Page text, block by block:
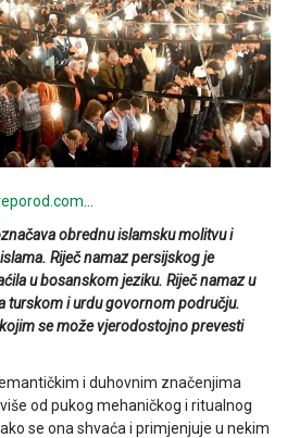
obrednu islamsku molitvu i
Riječ namaz persijskog je
u bosanskom jeziku. Riječ namaz u
turskom i urdu govornom području.
se može vjerodostojno prevesti
i duhovnim značenjima
od pukog mehaničkog i ritualnog
se ona shvaća i primjenjuje u nekim